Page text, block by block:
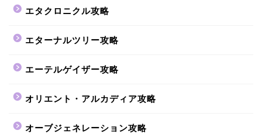
エタクロニクル攻略
エターナルツリー攻略
エーテルゲイザー攻略
オリエント・アルカディア攻略
オーブジェネレーション攻略